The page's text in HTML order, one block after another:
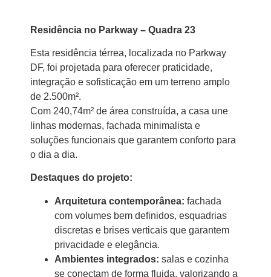
Residência no Parkway – Quadra 23
Esta residência térrea, localizada no Parkway
DF, foi projetada para oferecer praticidade,
integração e sofisticação em um terreno amplo
de 2.500m².
Com 240,74m² de área construída, a casa une
linhas modernas, fachada minimalista e
soluções funcionais que garantem conforto para
o dia a dia.
Destaques do projeto:
Arquitetura contemporânea: fachada
com volumes bem definidos, esquadrias
discretas e brises verticais que garantem
privacidade e elegância.
Ambientes integrados: salas e cozinha
se conectam de forma fluida, valorizando a